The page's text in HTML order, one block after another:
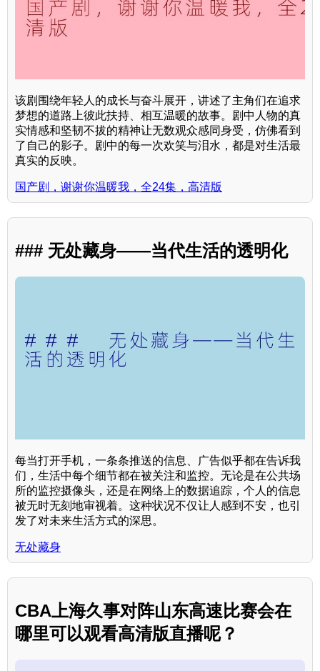
该剧围绕年轻人的成长与奋斗展开，讲述了主角们在追求
梦想的道路上彼此扶持、相互温暖的故事。剧中人物的真
实情感和坚韧不拔的精神让无数观众感同身受，仿佛看到
了自己的影子。剧中的每一次欢笑与泪水，都是对生活最
真实的反映。
国产剧，谢谢你温暖我，全24集，高清版
### 无处藏身——当代生活的透明化
每当打开手机，一条条推送的信息、广告似乎都在告诉我
们，生活中每个细节都在被关注和监控。无论是在公共场
所的监控摄像头，还是在网络上的数据追踪，个人的信息
被无时无刻地审视着。这种状况不仅让人感到不安，也引
发了对未来生活方式的深思。
无处藏身
CBA上海久事对阵山东高速比赛会在
哪里可以观看高清版直播呢？